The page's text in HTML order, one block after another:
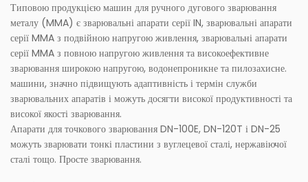
Типовою продукцією машин для ручного дугового зварювання
металу (MMA) є зварювальні апарати серії IN, зварювальні апарати
серії MMA з подвійною напругою живлення, зварювальні апарати
серії MMA з повною напругою живлення та високоефективне
зварювання широкою напругою, водонепроникне та пилозахисне.
машини, значно підвищують адаптивність і термін служби
зварювальних апаратів і можуть досягти високої продуктивності та
високої якості зварювання.
Апарати для точкового зварювання DN-100E, DN-120T і DN-25
можуть зварювати тонкі пластини з вуглецевої сталі, нержавіючої
сталі тощо. Просте зварювання.